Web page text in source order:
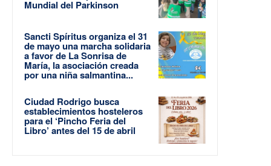
Mundial del Parkinson
Sancti Spíritus organiza el 31
de mayo una marcha solidaria
a favor de La Sonrisa de
María, la asociación creada
por una niña salmantina...
Ciudad Rodrigo busca
establecimientos hosteleros
para el ‘Pincho Feria del
Libro’ antes del 15 de abril